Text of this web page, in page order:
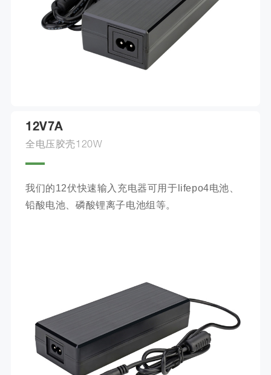
12V7A
全电压胶壳120W
我们的12伏快速输入充电器可用于lifepo4电池、
铅酸电池、磷酸锂离子电池组等。